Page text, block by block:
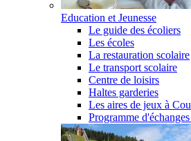
Education et Jeunesse
Le guide des écoliers
Les écoles
La restauration scolaire
Le transport scolaire
Centre de loisirs
Haltes garderies
Les aires de jeux à
Programme